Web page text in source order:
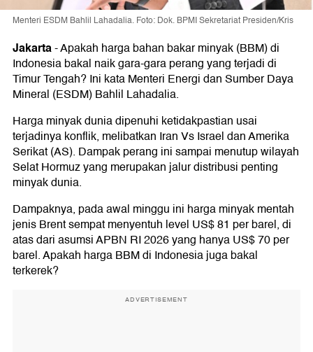
Menteri ESDM Bahlil Lahadalia. Foto: Dok. BPMI Sekretariat Presiden/Kris
Jakarta-Apakah harga bahan bakar minyak (BBM) di
Indonesia bakal naik gara-gara perang yang terjadi di
Timur Tengah? Ini kata Menteri Energi dan Sumber Daya
Mineral (ESDM) Bahlil Lahadalia.
Harga minyak dunia dipenuhi ketidakpastian usai
terjadinya konflik, melibatkan Iran Vs Israel dan Amerika
Serikat (AS). Dampak perang ini sampai menutup wilayah
Selat Hormuz yang merupakan jalur distribusi penting
minyak dunia.
Dampaknya, pada awal minggu ini harga minyak mentah
jenis Brent sempat menyentuh level US$ 81 per barel, di
atas dari asumsi APBN RI 2026 yang hanya US$ 70 per
barel. Apakah harga BBM di Indonesia juga bakal
terkerek?
ADVERTISEMENT